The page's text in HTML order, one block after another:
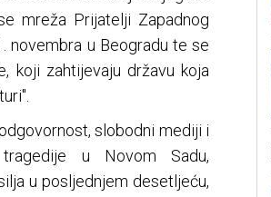
mreža Prijatelji Zapadnog
novembra u Beogradu te se
koji zahtijevaju državu koja
slobodni mediji i
u Novom Sadu,
u posljednjem desetljeću,